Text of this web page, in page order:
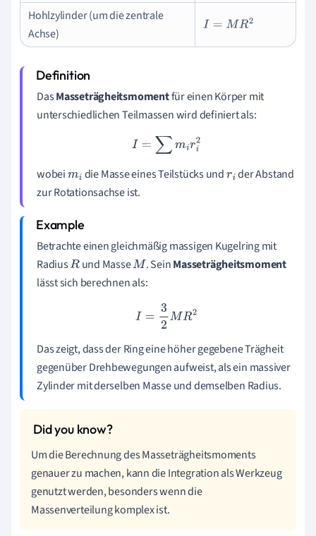
Hohlzylinder (um die zentrale
Achse)
I= MR 2
DasMasseträgheitsmomentfür einen Körper mit
unterschiedlichen Teilmassen wird definiert als:
I= ∑m ri2
wobeimi die Masse eines Teilstücks undri der Abstand
zur Rotationsachse ist.
Betrachte einen gleichmäßig massigen Kugelring mit
RadiusR und MasseM . SeinMasseträgheitsmoment
lässt sich berechnen als:
I= 32MR2
Das zeigt, dass der Ring eine höher gegebene Trägheit
gegenüber Drehbewegungen aufweist, als ein massiver
Zylinder mit derselben Masse und demselben Radius.
Um die Berechnung des Masseträgheitsmoments
genauer zu machen, kann die Integration als Werkzeug
genutzt werden, besonders wenn die
Massenverteilung komplex ist.